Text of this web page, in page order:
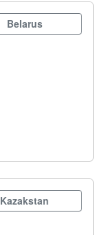
Belarus
Kazakstan